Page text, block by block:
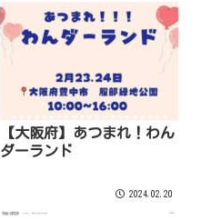
【大阪府】あつまれ！わん
ダーランド
2024.02.20